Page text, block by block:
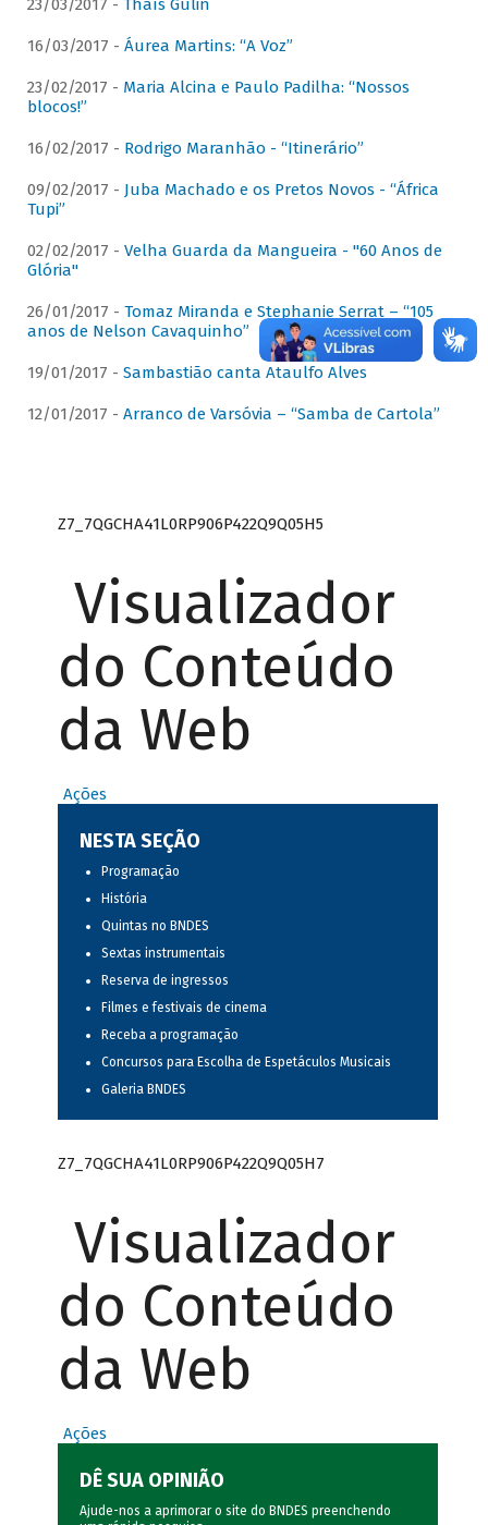
23/03/2017 - Thaís Gulin
16/03/2017 - Áurea Martins: “A Voz”
23/02/2017 - Maria Alcina e Paulo Padilha: “Nossos
blocos!”
16/02/2017 - Rodrigo Maranhão - “Itinerário”
09/02/2017 - Juba Machado e os Pretos Novos - “África
Tupi”
02/02/2017 - Velha Guarda da Mangueira - "60 Anos de
Glória"
26/01/2017 - Tomaz Miranda e Stephanie Serrat – “105
anos de Nelson Cavaquinho”
19/01/2017 - Sambastião canta Ataulfo Alves
12/01/2017 - Arranco de Varsóvia – “Samba de Cartola”
Z7_7QGCHA41L0RP906P422Q9Q05H5
Visualizador
do Conteúdo
da Web
Ações
NESTA SEÇÃO
Programação
História
Quintas no BNDES
Sextas instrumentais
Reserva de ingressos
Filmes e festivais de cinema
Receba a programação
Concursos para Escolha de Espetáculos Musicais
Galeria BNDES
Z7_7QGCHA41L0RP906P422Q9Q05H7
Visualizador
do Conteúdo
da Web
Ações
DÊ SUA OPINIÃO
Ajude-nos a aprimorar o site do BNDES preenchendo